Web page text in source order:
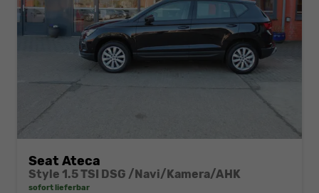
Seat Ateca
Style 1.5 TSI DSG /Navi/Kamera/AHK
sofort lieferbar